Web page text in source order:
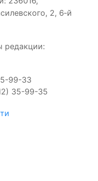
2, 6‑й
редакции:
99-33
35-99-35